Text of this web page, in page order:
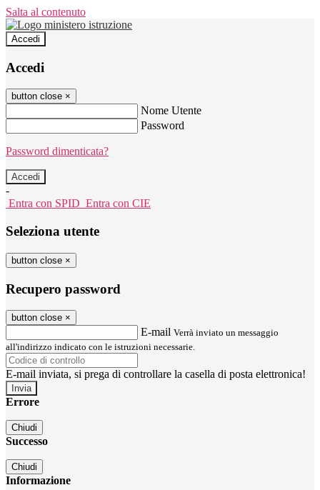
Salta al contenuto
Accedi
Accedi
button close ×
Nome Utente
Password
Password dimenticata?
-
Entra con SPID Entra con CIE
Seleziona utente
button close ×
Recupero password
button close ×
E-mail Verrà inviato un messaggio
all'indirizzo indicato con le istruzioni necessarie.
E-mail inviata, si prega di controllare la casella di posta elettronica!
Errore
Chiudi
Successo
Chiudi
Informazione